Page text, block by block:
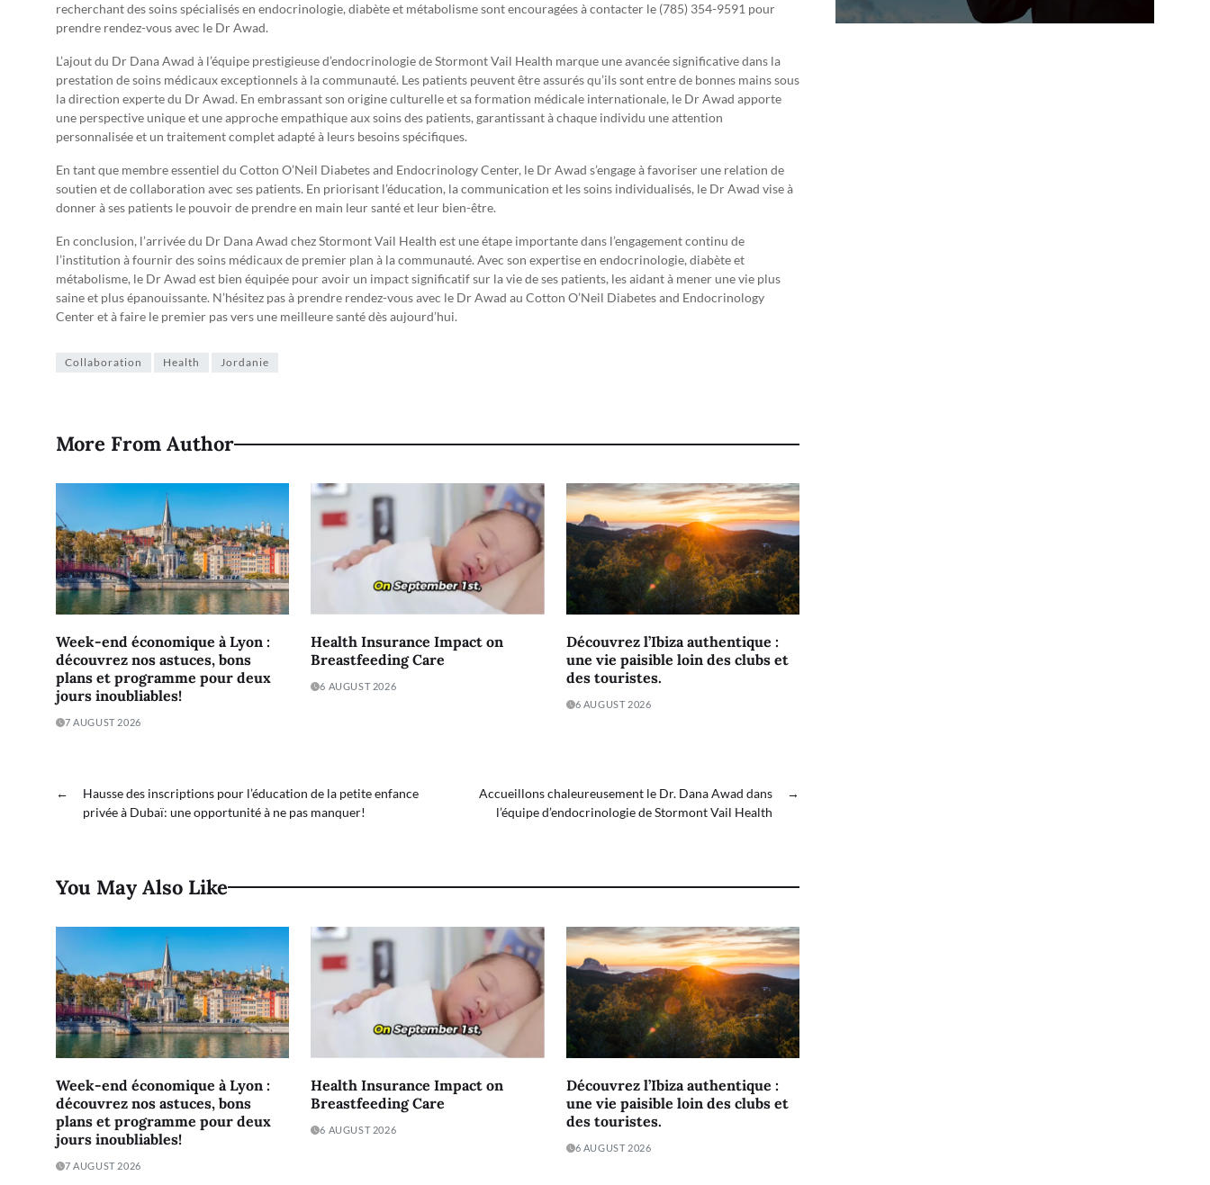
recherchant des soins spécialisés en endocrinologie, diabète et métabolisme sont encouragées à contacter le (785) 354-9591 pour
prendre rendez-vous avec le Dr Awad.
L’ajout du Dr Dana Awad à l’équipe prestigieuse d’endocrinologie de Stormont Vail Health marque une avancée significative dans la
prestation de soins médicaux exceptionnels à la communauté. Les patients peuvent être assurés qu’ils sont entre de bonnes mains sous
la direction experte du Dr Awad. En embrassant son origine culturelle et sa formation médicale internationale, le Dr Awad apporte
une perspective unique et une approche empathique aux soins des patients, garantissant à chaque individu une attention
personnalisée et un traitement complet adapté à leurs besoins spécifiques.
En tant que membre essentiel du Cotton O’Neil Diabetes and Endocrinology Center, le Dr Awad s’engage à favoriser une relation de
soutien et de collaboration avec ses patients. En priorisant l’éducation, la communication et les soins individualisés, le Dr Awad vise à
donner à ses patients le pouvoir de prendre en main leur santé et leur bien-être.
En conclusion, l’arrivée du Dr Dana Awad chez Stormont Vail Health est une étape importante dans l’engagement continu de
l’institution à fournir des soins médicaux de premier plan à la communauté. Avec son expertise en endocrinologie, diabète et
métabolisme, le Dr Awad est bien équipée pour avoir un impact significatif sur la vie de ses patients, les aidant à mener une vie plus
saine et plus épanouissante. N’hésitez pas à prendre rendez-vous avec le Dr Awad au Cotton O’Neil Diabetes and Endocrinology
Center et à faire le premier pas vers une meilleure santé dès aujourd’hui.
Collaboration Health Jordanie
More From Author
Week-end économique à Lyon :
découvrez nos astuces, bons
plans et programme pour deux
jours inoubliables!
7 AUGUST 2026
Health Insurance Impact on
Breastfeeding Care
6 AUGUST 2026
Découvrez l’Ibiza authentique :
une vie paisible loin des clubs et
des touristes.
6 AUGUST 2026
←
Hausse des inscriptions pour l’éducation de la petite enfance
privée à Dubaï: une opportunité à ne pas manquer!
→
Accueillons chaleureusement le Dr. Dana Awad dans
l’équipe d’endocrinologie de Stormont Vail Health
You May Also Like
Week-end économique à Lyon :
découvrez nos astuces, bons
plans et programme pour deux
jours inoubliables!
7 AUGUST 2026
Health Insurance Impact on
Breastfeeding Care
6 AUGUST 2026
Découvrez l’Ibiza authentique :
une vie paisible loin des clubs et
des touristes.
6 AUGUST 2026